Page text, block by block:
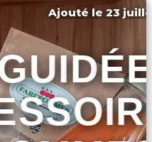
Ajouté le 23